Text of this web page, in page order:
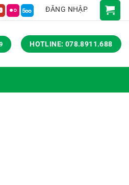
ĐĂNG NHẬP
HOTLINE: 078.8911.688